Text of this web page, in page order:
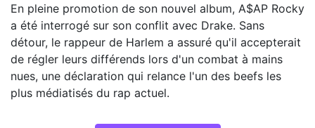
En pleine promotion de son nouvel album, A$AP Rocky
a été interrogé sur son conflit avec Drake. Sans
détour, le rappeur de Harlem a assuré qu'il accepterait
de régler leurs différends lors d'un combat à mains
nues, une déclaration qui relance l'un des beefs les
plus médiatisés du rap actuel.